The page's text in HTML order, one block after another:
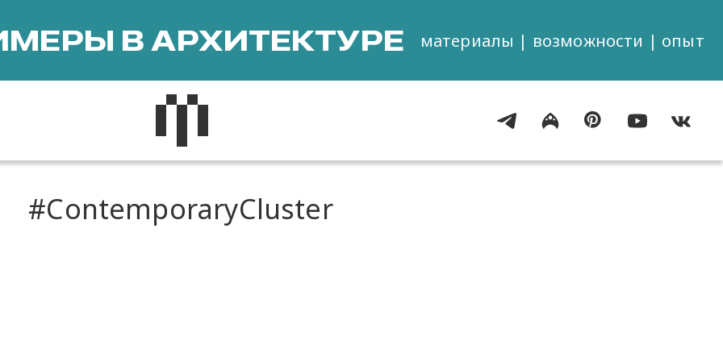
В АРХИТЕКТУРЕ материалы | возможности | опыт
ContemporaryCluster